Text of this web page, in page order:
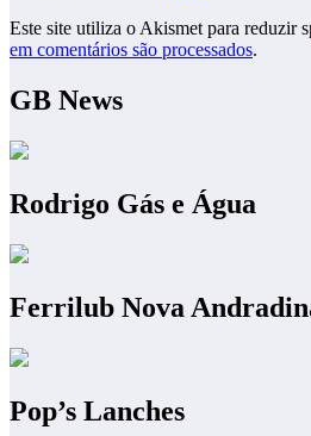
Este site utiliza o Akismet para reduzir
em comentários são processados.
GB News
Rodrigo Gás e Água
Ferrilub Nova
Pop’s Lanches